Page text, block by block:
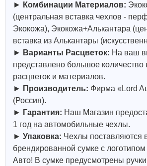
► Комбинации Материалов:
(центральная вставка чехлов -
Экокожа), Экокожа+Алькантара
вставка из Алькантары
► Варианты Расцветок: На ваш
представлено большое количество
расцветок и материалов.
► Производитель: Фирма «Lord
(Россия).
► Гарантия: Наш Магазин
1 год на автомобильные чехлы.
► Упаковка: Чехлы поставляются
брендированной сумке с
Авто! В сумке предусмотрены